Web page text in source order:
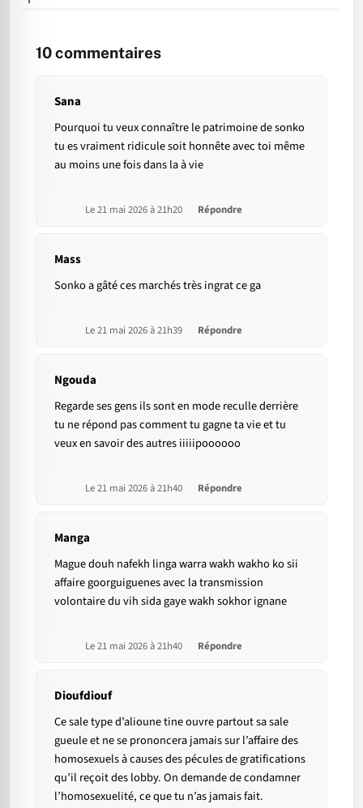
10commentaires
Sana
Pourquoi tu veux connaître le patrimoine de sonko
tu es vraiment ridicule soit honnête avec toi même
au moins une fois dans la à vie
Le 21 mai 2026 à 21h20 Répondre
Mass
Sonko a gâté ces marchés très ingrat ce ga
Le 21 mai 2026 à 21h39 Répondre
Ngouda
Regarde ses gens ils sont en mode reculle derrière
tu ne répond pas comment tu gagne ta vie et tu
veux en savoir des autres iiiiipoooooo
Le 21 mai 2026 à 21h40 Répondre
Manga
Mague douh nafekh linga warra wakh wakho ko sii
affaire goorguiguenes avec la transmission
volontaire du vih sida gaye wakh sokhor ignane
Le 21 mai 2026 à 21h40 Répondre
Dioufdiouf
Ce sale type d’alioune tine ouvre partout sa sale
gueule et ne se prononcera jamais sur l’affaire des
homosexuels à causes des pécules de gratifications
qu’il reçoit des lobby. On demande de condamner
l’homosexuelité, ce que tu n’as jamais fait.